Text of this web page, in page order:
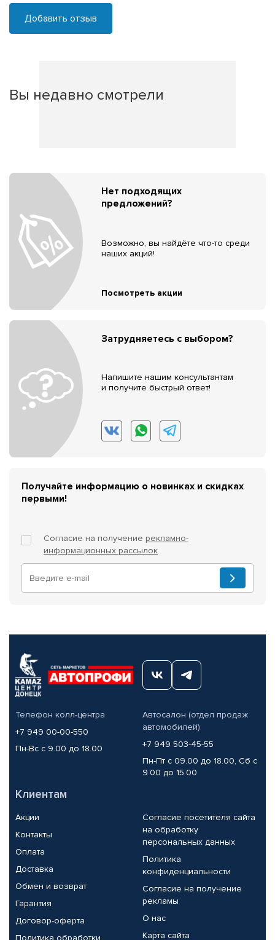
Добавить отзыв
Вы недавно смотрели
Нет подходящих
предложений?
Возможно, вы найдёте что-то среди
наших акций!
Посмотреть акции
Затрудняетесь с выбором?
Напишите нашим консультантам
и получите быстрый ответ!
Получайте информацию о новинках и скидках
первыми!
Согласие на получение рекламно-
информационных рассылок
Телефон колл-центра
+7 949 00-00-550
Пн-Вс с 9.00 до 18.00
Автосалон (отдел продаж
автомобилей)
+7 949 503-45-55
Пн-Пт с 09.00 до 18.00, Сб с
9.00 до 15.00
Клиентам
Акции
Контакты
Оплата
Доставка
Обмен и возврат
Гарантия
Договор-оферта
Политика обработки
Согласие посетителя сайта
на обработку
персональных данных
Политика
конфиденциальности
Согласие на получение
рекламы
О нас
Карта сайта